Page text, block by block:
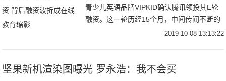
青少儿英语品牌VIPKID确认腾讯领投其E轮
融资。这一轮历经15个月，中间传闻不断的
融资宣告结束。VIPKID目前没有公布融资数
2019-10-08 13:13:22
坚果新机渲染图曝光 罗永浩：我不会买